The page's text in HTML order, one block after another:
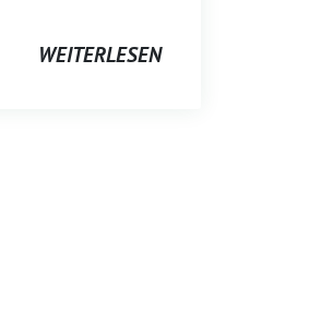
WEITERLESEN